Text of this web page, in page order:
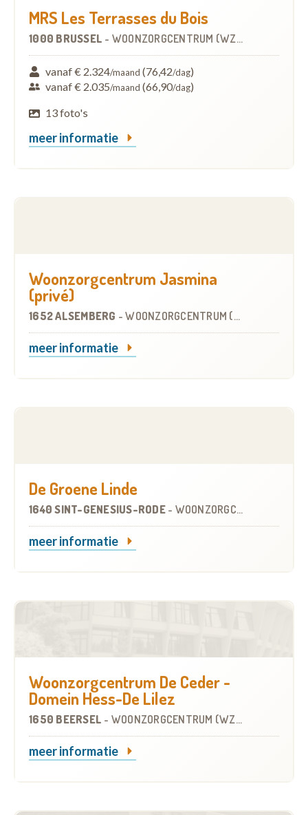
MRS Les Terrasses du Bois
1000 BRUSSEL - WOONZORGCENTRUM (WZC)
vanaf € 2.324/maand (76,42/dag)
vanaf € 2.035/maand (66,90/dag)
13 foto's
meer informatie
Woonzorgcentrum Jasmina
(privé)
1652 ALSEMBERG -WOONZORGCENTRUM (WZC)
meer informatie
De Groene Linde
1640 SINT-GENESIUS-RODE - WOONZORGCENTRUM (WZC)
meer informatie
Woonzorgcentrum De Ceder -
Domein Hess-De Lilez
1650 BEERSEL - WOONZORGCENTRUM (WZC)
meer informatie